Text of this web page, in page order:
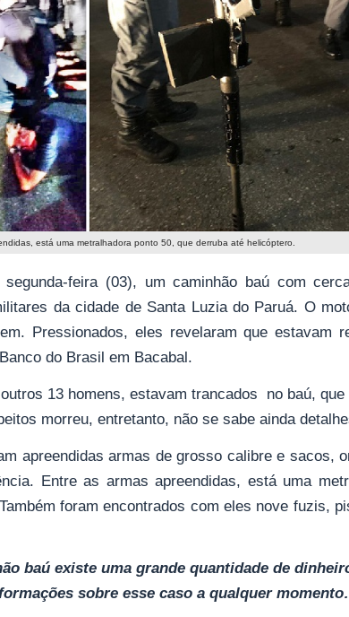
está uma metralhadora ponto 50, que derruba até helicóptero.
feira (03), um caminhão baú com
da cidade de Santa Luzia do Paruá. O
Pressionados, eles revelaram que estavam
do Brasil em Bacabal.
13 homens, estavam trancados no baú,
morreu, entretanto, não se sabe ainda
apreendidas armas de grosso calibre e sacos,
Entre as armas apreendidas, está uma
foram encontrados com eles nove fuzis,
baú existe uma grande quantidade de
sobre esse caso a qualquer